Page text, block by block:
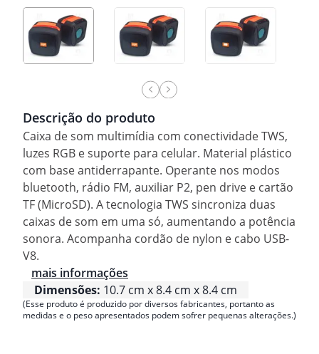
Descrição do produto
Caixa de som multimídia com conectividade TWS,
luzes RGB e suporte para celular. Material plástico
com base antiderrapante. Operante nos modos
bluetooth, rádio FM, auxiliar P2, pen drive e cartão
TF (MicroSD). A tecnologia TWS sincroniza duas
caixas de som em uma só, aumentando a potência
sonora. Acompanha cordão de nylon e cabo USB-
V8.
mais informações
Dimensões: 10.7 cm x 8.4 cm x 8.4 cm
(Esse produto é produzido por diversos fabricantes, portanto as
medidas e o peso apresentados podem sofrer pequenas alterações.)